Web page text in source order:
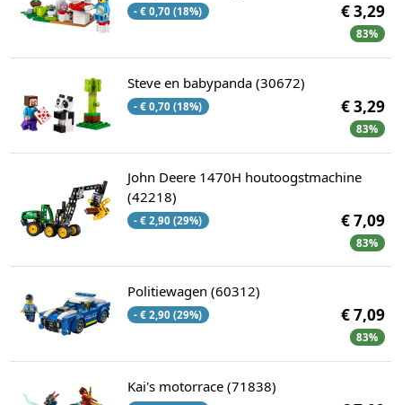
- € 0,70 (18%) € 3,29
83%
Steve en babypanda (30672)
- € 0,70 (18%) € 3,29
83%
John Deere 1470H houtoogstmachine
(42218)
- € 2,90 (29%) € 7,09
83%
Politiewagen (60312)
- € 2,90 (29%) € 7,09
83%
Kai's motorrace (71838)